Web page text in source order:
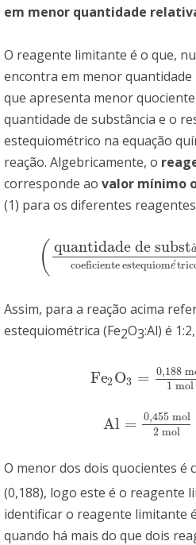
em menor quantidade
O reagente limitante é o que,
encontra em menor quantidade
que apresenta menor
quantidade de substância e o
estequiométrico na equação
reação. Algebricamente, o
corresponde ao valor mínimo
(1) para os diferentes
( quantidade de substa
^
coeficiente estequiome
´
(quantidade de substa^
Assim, para a reação acima
estequiométrica (Fe2O3:Al) é
Fe2O3 = 0,188
1 mol
Fe2O3= 0,188mol
Al = 0,455 mol
2 mol
Al= 0,455 mol2
O menor dos dois quocientes é
(0,188), logo este é o reagente
identificar o reagente limitante
quando há mais do que dois